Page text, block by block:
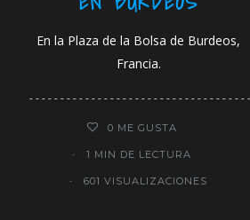
En la Plaza de la Bolsa de Burdeos,
Francia.
0 ME GUSTA
1 MIN DE LECTURA
601 VISUALIZACIONES